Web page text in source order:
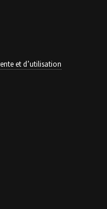
et d’utilisation